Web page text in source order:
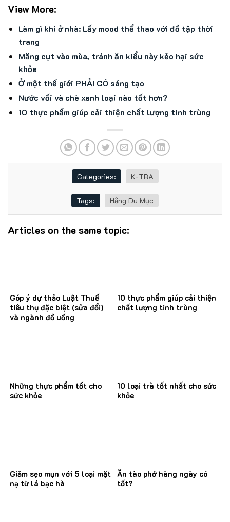
View More:
Làm gì khi ở nhà: Lấy mood thể thao với đồ tập thời
trang
Măng cụt vào mùa, tránh ăn kiểu này kẻo hại sức
khỏe
Ở một thế giới PHẢI CÓ sáng tạo
Nước vối và chè xanh loại nào tốt hơn?
10 thực phẩm giúp cải thiện chất lượng tinh trùng
Categories: K-TRA
Tags: Hằng Du Mục
Articles on the same topic:
Góp ý dự thảo Luật Thuế
tiêu thụ đặc biệt (sửa đổi)
và ngành đồ uống
10 thực phẩm giúp cải thiện
chất lượng tinh trùng
Những thực phẩm tốt cho
sức khỏe
10 loại trà tốt nhất cho sức
khỏe
Giảm sẹo mụn với 5 loại mặt
nạ từ lá bạc hà
Ăn tào phớ hàng ngày có
tốt?